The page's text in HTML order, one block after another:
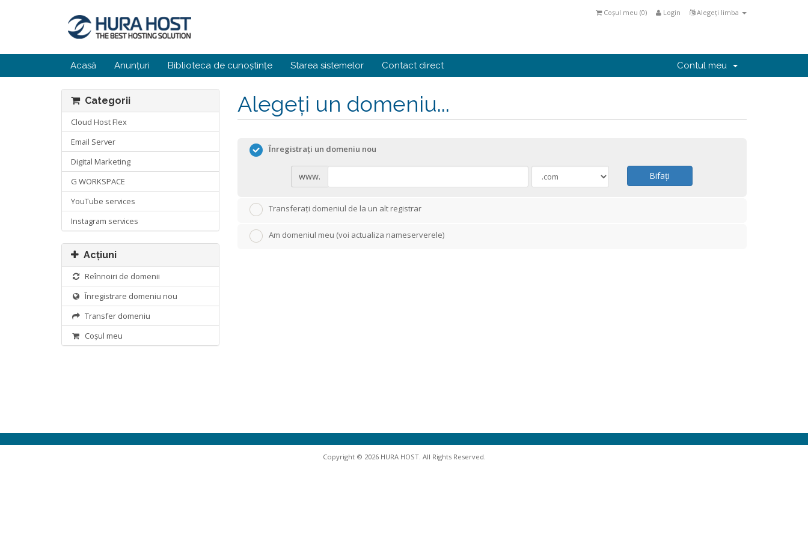
Alegeți limba
Login
Coșul meu (0)
Acasă Anunțuri Biblioteca de cunoștințe Starea sistemelor Contact direct Contul meu
Alegeți un domeniu...
Categorii
Cloud Host Flex
Email Server
Digital Marketing
G WORKSPACE
YouTube services
Instagram services
Acțiuni
Reînnoiri de domenii
Înregistrare domeniu nou
Transfer domeniu
Coșul meu
Înregistrați un domeniu nou
www. Bifați
Transferați domeniul de la un alt registrar
Am domeniul meu (voi actualiza nameserverele)
Copyright © 2026 HURA HOST. All Rights Reserved.